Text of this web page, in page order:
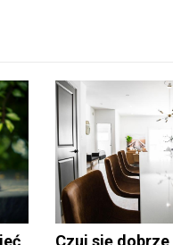
Czuj się dobrze